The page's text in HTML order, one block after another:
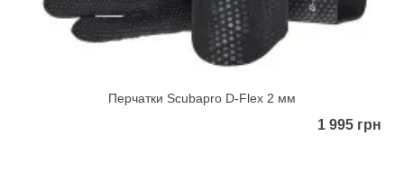
Перчатки Scubapro D-Flex 2 мм
1 995 грн